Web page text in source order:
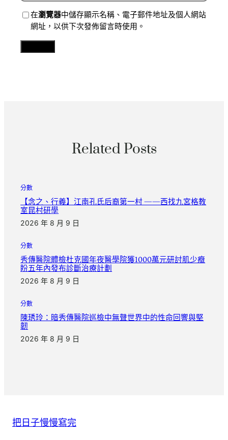
在瀏覽器中儲存顯示名稱、電子郵件地址及個人網站
網址，以供下次發佈留言時使用。
Related Posts
分數
【念之、行義】江南孔氏后裔第一村 ——西找九宮格教
室昆村研學
2026 年 8 月 9 日
分數
秀傳醫院體檢杜克國年夜醫學院獲1000萬元研討肌少癥
盼五年內發布診斷治療計劃
2026 年 8 月 9 日
分數
陳琇玲：暗秀傳醫院巡檢中無聲世界中的性命回響與堅
韌
2026 年 8 月 9 日
把日子慢慢寫完